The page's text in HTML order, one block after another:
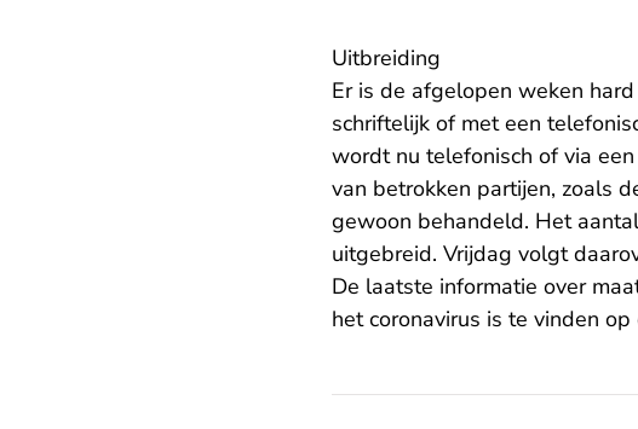
Uitbreiding
Er is de afgelopen weken
schriftelijk of met een
wordt nu telefonisch of via
van betrokken partijen, zoals
gewoon behandeld. Het
uitgebreid. Vrijdag volgt
De laatste informatie over
het coronavirus is te vinden op